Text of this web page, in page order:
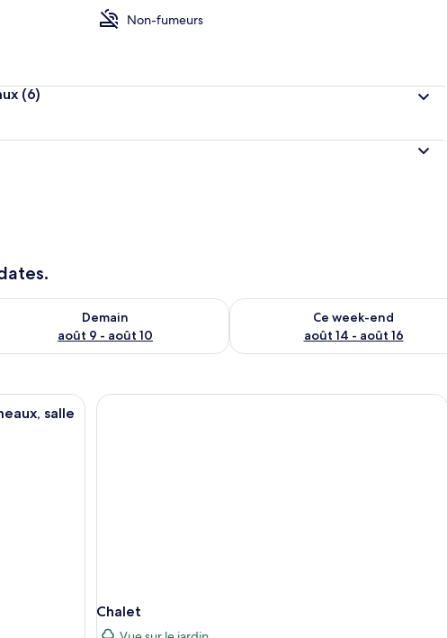
Non-fumeurs
(6)
août 9
Demain
août 9 - août 10
la disponibilité pour demain août 9 - août 10
Ce week-end
août 14 - août 16
Vérifier la disponibilité pour ce
avec un lit, une fenêtre avec des rideaux, un panneau sur le mur et un plafond
salle
Chalet